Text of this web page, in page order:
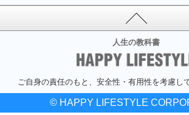
人生の教科書
ご自身の責任のもと、安全性・有用性を考慮し
© HAPPY LIFESTYLE